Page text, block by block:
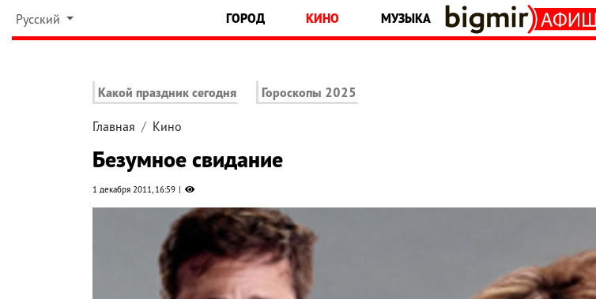
Русский ГОРОД КИНО МУЗЫКА
Какой праздник сегодня Гороскопы 2025
Главная Кино
Безумное свидание
1 декабря 2011, 16:59